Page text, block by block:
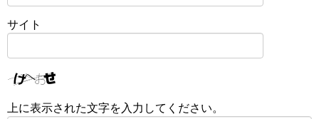
サイト
上に表示された文字を入力してください。